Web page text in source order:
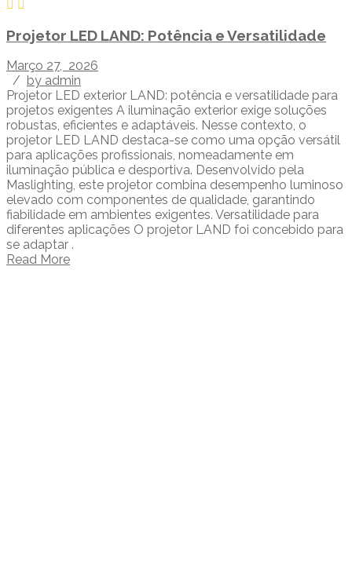
Projetor LED LAND: Potência e Versatilidade
Março 27, 2026
/ by admin
Projetor LED exterior LAND: potência e versatilidade para
projetos exigentes A iluminação exterior exige soluções
robustas, eficientes e adaptáveis. Nesse contexto, o
projetor LED LAND destaca-se como uma opção versátil
para aplicações profissionais, nomeadamente em
iluminação pública e desportiva. Desenvolvido pela
Maslighting, este projetor combina desempenho luminoso
elevado com componentes de qualidade, garantindo
fiabilidade em ambientes exigentes. Versatilidade para
diferentes aplicações O projetor LAND foi concebido para
se adaptar .
Read More